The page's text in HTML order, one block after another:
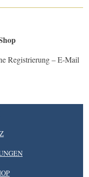
Registrierung – E-Mail